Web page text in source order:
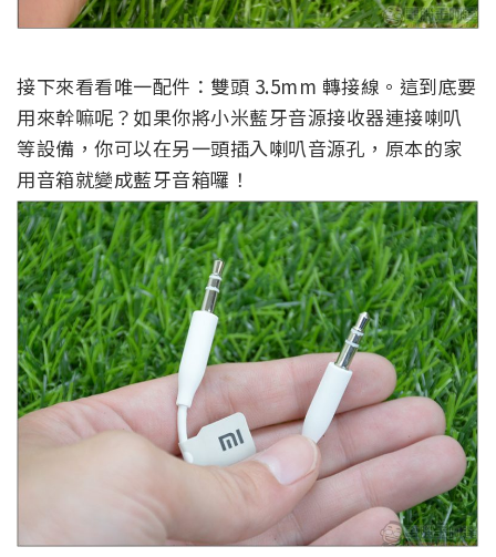
接下來看看唯一配件：雙頭 3.5mm 轉接線。這到底要
用來幹嘛呢？如果你將小米藍牙音源接收器連接喇叭
等設備，你可以在另一頭插入喇叭音源孔，原本的家
用音箱就變成藍牙音箱囉！